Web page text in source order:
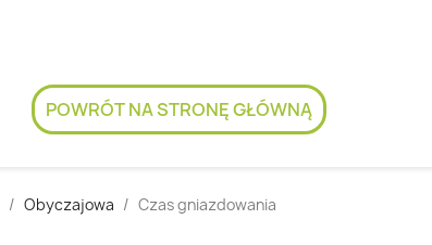
POWRÓT NA STRONĘ GŁÓWNĄ
Obyczajowa Czas gniazdowania